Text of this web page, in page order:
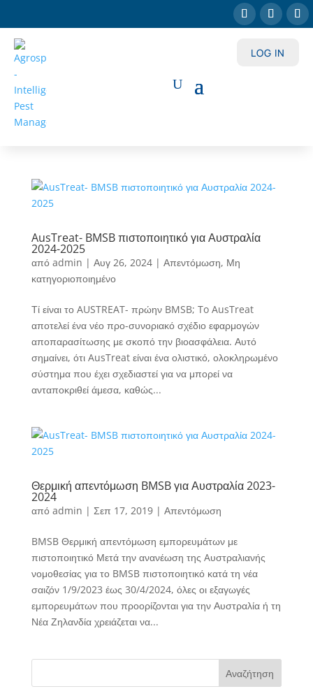
LOG IN
AusTreat- BMSB πιστοποιητικό για Αυστραλία
2024-2025
από admin | Αυγ 26, 2024| Απεντόμωση, Μη
κατηγοριοποιημένο
Τί είναι το AUSTREAT- πρώην BMSB; To AusTreat
αποτελεί ένα νέο προ-συνοριακό σχέδιο εφαρμογών
αποπαρασίτωσης με σκοπό την βιοασφάλεια. Αυτό
σημαίνει, ότι AusTreat είναι ένα ολιστικό, ολοκληρωμένο
σύστημα που έχει σχεδιαστεί για να μπορεί να
ανταποκριθεί άμεσα, καθώς...
Θερμική απεντόμωση BMSB για Αυστραλία 2023-
2024
από admin | Σεπ 17, 2019| Απεντόμωση
BMSB Θερμική απεντόμωση εμπορευμάτων με
πιστοποιητικό Μετά την ανανέωση της Aυστραλιανής
νομοθεσίας για το BMSB πιστοποιητικό κατά τη νέα
σαιζόν 1/9/2023 έως 30/4/2024, όλες οι εξαγωγές
εμπορευμάτων που προορίζονται για την Αυστραλία ή τη
Νέα Ζηλανδία χρειάζεται να...
Αναζήτηση